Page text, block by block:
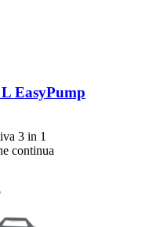
EasyPump
3 in 1
continua